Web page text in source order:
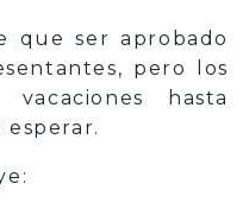
que ser aprobado
pero los
hasta